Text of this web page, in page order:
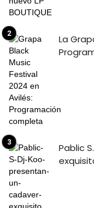
La
Pablic